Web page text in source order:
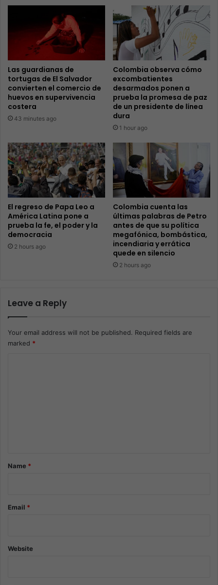
Las guardianas de
tortugas de El Salvador
convierten el comercio de
huevos en supervivencia
costera
43 minutes ago
Colombia observa cómo
excombatientes
desarmados ponen a
prueba la promesa de paz
de un presidente de línea
dura
1 hour ago
El regreso de Papa Leo a
América Latina pone a
prueba la fe, el poder y la
democracia
2 hours ago
Colombia cuenta las
últimas palabras de Petro
antes de que su política
megafónica, bombástica,
incendiaria y errática
quede en silencio
2 hours ago
Leave a Reply
Your email address will not be published. Required fields are
marked *
*Name *
Email *
Website